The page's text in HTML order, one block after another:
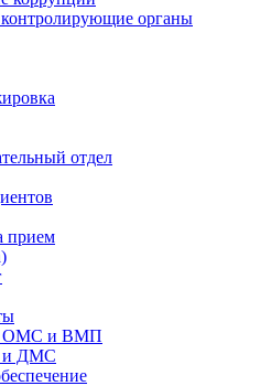
органы
отдел
прием
ОМС и ВМП
и ДМС